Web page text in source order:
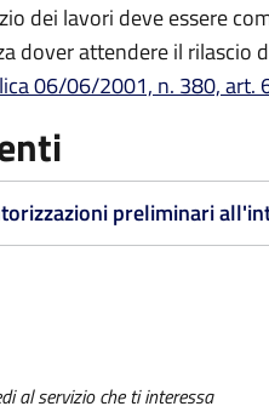
dei lavori deve essere
dover attendere il rilascio
06/06/2001, n. 380, art.
preliminari
al servizio che ti interessa